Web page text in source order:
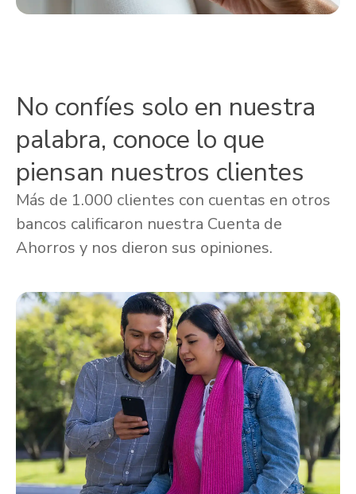
No confíes solo en nuestra
palabra, conoce lo que
piensan nuestros clientes
Más de 1.000 clientes con cuentas en otros
bancos calificaron nuestra Cuenta de
Ahorros y nos dieron sus opiniones.